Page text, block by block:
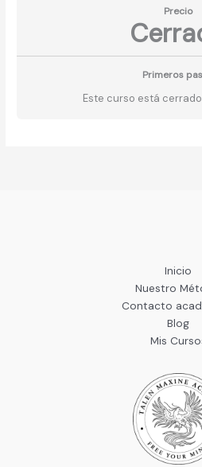
Precio
Primeros
Este curso está
Inicio
Nuestro
Contacto
Blog
Mis